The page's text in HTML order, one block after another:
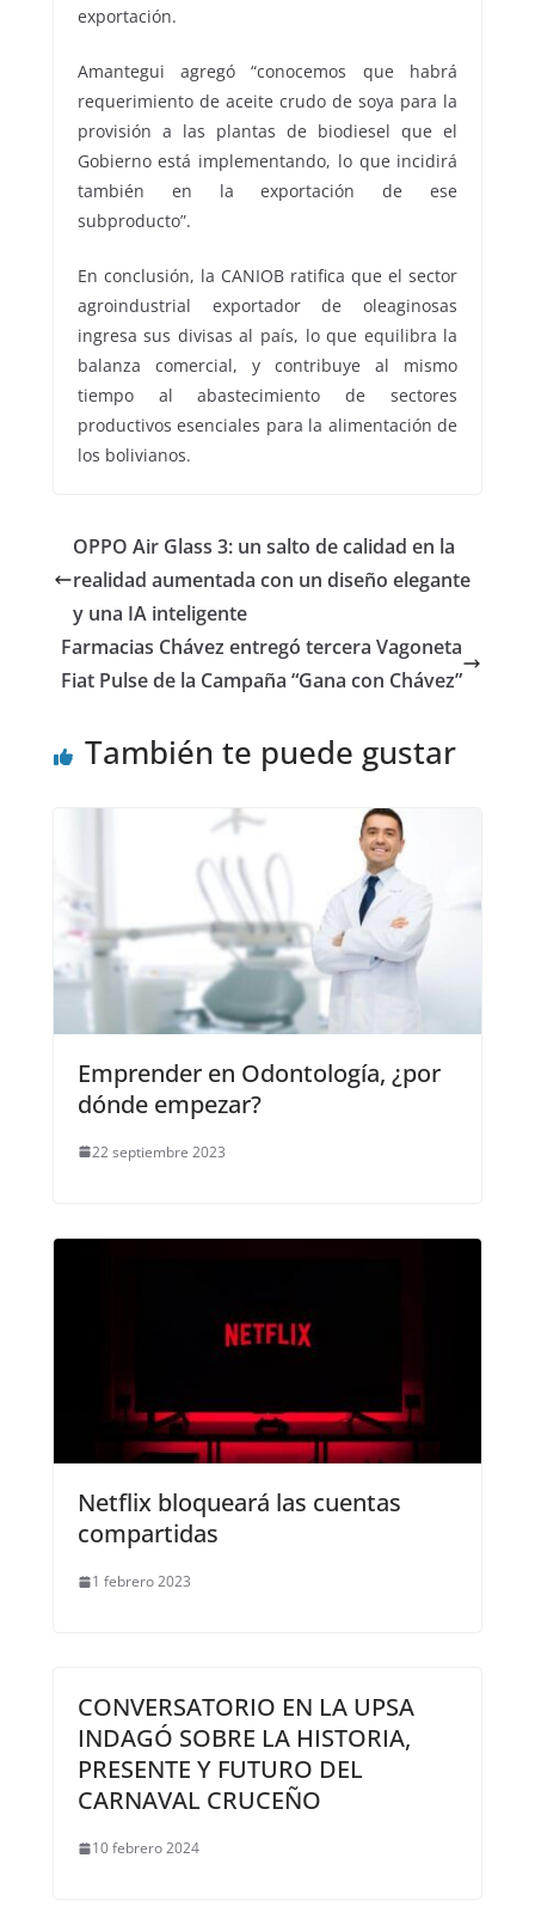
exportación.
Amantegui agregó “conocemos que habrá
requerimiento de aceite crudo de soya para la
provisión a las plantas de biodiesel que el
Gobierno está implementando, lo que incidirá
también en la exportación de ese
subproducto”.
En conclusión, la CANIOB ratifica que el sector
agroindustrial exportador de oleaginosas
ingresa sus divisas al país, lo que equilibra la
balanza comercial, y contribuye al mismo
tiempo al abastecimiento de sectores
productivos esenciales para la alimentación de
los bolivianos.
OPPO Air Glass 3: un salto de calidad en la
realidad aumentada con un diseño elegante
y una IA inteligente
Farmacias Chávez entregó tercera Vagoneta
Fiat Pulse de la Campaña “Gana con Chávez”
También te puede gustar
Emprender en Odontología, ¿por
dónde empezar?
22 septiembre 2023
Netflix bloqueará las cuentas
compartidas
1 febrero 2023
CONVERSATORIO EN LA UPSA
INDAGÓ SOBRE LA HISTORIA,
PRESENTE Y FUTURO DEL
CARNAVAL CRUCEÑO
10 febrero 2024